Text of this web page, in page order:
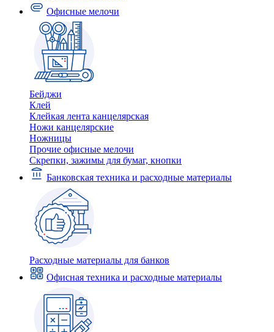
Офисные мелочи
Бейджи
Клей
Клейкая лента канцелярская
Ножи канцелярские
Ножницы
Прочие офисные мелочи
Скрепки, зажимы для бумаг, кнопки
Банковская техника и расходные материалы
Расходные материалы для банков
Офисная техника и расходные материалы